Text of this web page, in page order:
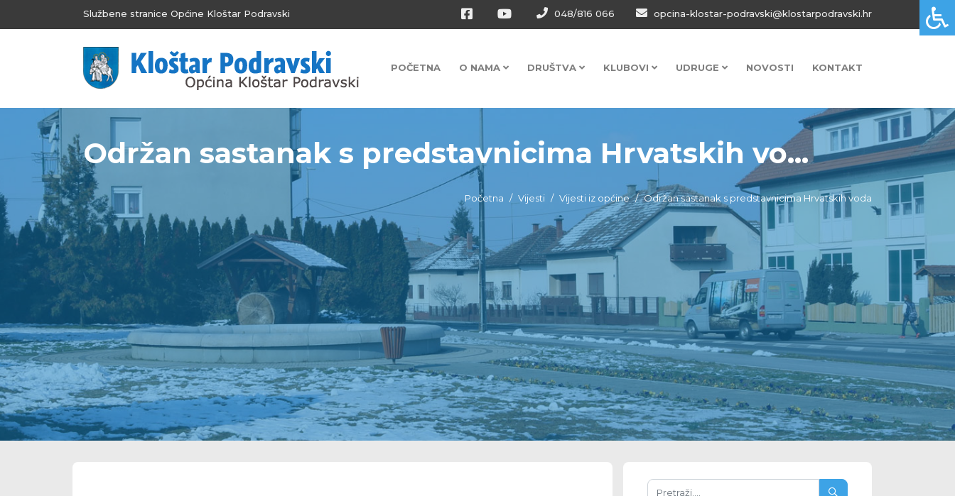
Službene stranice Općine Kloštar Podravski 048/816 066 opcina-klostar-podravski@klostarpodravski.hr
POČETNA O NAMA DRUŠTVA KLUBOVI UDRUGE NOVOSTI KONTAKT
Održan sastanak s predstavnicima Hrvatskih vo...
Početna Vijesti Vijesti iz općine Održan sastanak s predstavnicima Hrvatskih voda